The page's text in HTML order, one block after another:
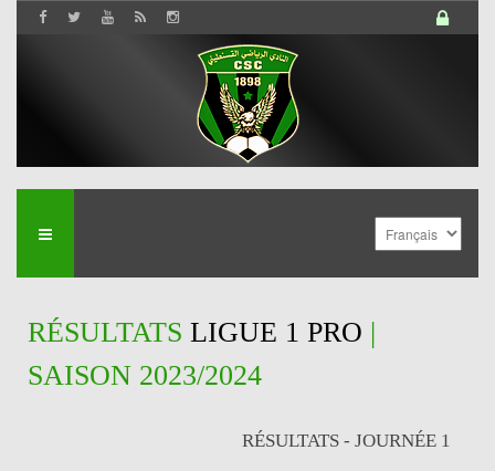
RÉSULTATS LIGUE 1 PRO |
SAISON 2023/2024
RÉSULTATS - JOURNÉE 1